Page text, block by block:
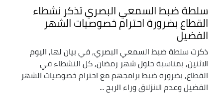
سلطة ضبط السمعي البصري تذكر نشطاء
القطاع بضرورة احترام خصوصيات الشهر
الفضيل
ذكرت سلطة ضبط السمعي البصري, في بيان لها, اليوم
الاثنين, بمناسبة حلول شهر رمضان, كل النشطاء في
القطاع, بضرورة ضبط برامجهم مع احترام خصوصيات الشهر
الفضيل وعدم الانزلاق وراء الربح ...